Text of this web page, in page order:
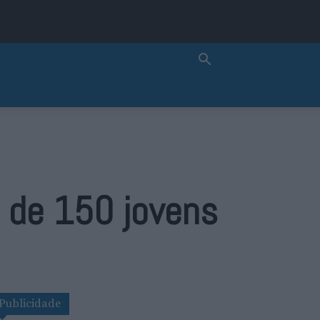
150 jovens
Publicidade